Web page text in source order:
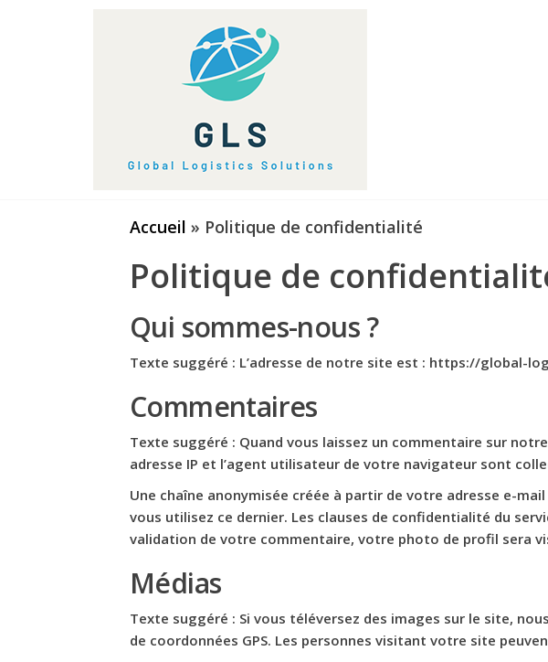
Accueil » Politique de confidentialité
Politique de
Qui sommes-nous ?
Texte suggéré : L’adresse de notre site est : https://global-
Commentaires
Texte suggéré : Quand vous laissez un commentaire sur
adresse IP et l’agent utilisateur de votre navigateur sont
Une chaîne anonymisée créée à partir de votre adresse e-
vous utilisez ce dernier. Les clauses de confidentialité du
validation de votre commentaire, votre photo de profil sera
Médias
Texte suggéré : Si vous téléversez des images sur le site,
de coordonnées GPS. Les personnes visitant votre site